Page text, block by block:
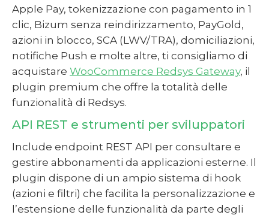
Apple Pay, tokenizzazione con pagamento in 1
clic, Bizum senza reindirizzamento, PayGold,
azioni in blocco, SCA (LWV/TRA), domiciliazioni,
notifiche Push e molte altre, ti consigliamo di
acquistare WooCommerce Redsys Gateway, il
plugin premium che offre la totalità delle
funzionalità di Redsys.
API REST e strumenti per sviluppatori
Include endpoint REST API per consultare e
gestire abbonamenti da applicazioni esterne. Il
plugin dispone di un ampio sistema di hook
(azioni e filtri) che facilita la personalizzazione e
l’estensione delle funzionalità da parte degli